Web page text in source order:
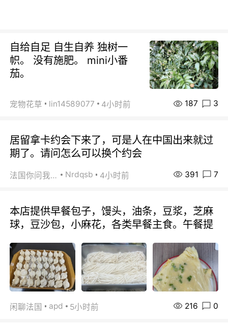
自给自足 自生自养 独树一
帜。 没有施肥。 mini小番
茄。
宠物花草 lin14589077 4小时前 187 3
居留拿卡约会下来了，可是人在中国出来就过
期了。请问怎么可以换个约会
法国你问我答 Nrdqsb 4小时前 391 7
本店提供早餐包子，馒头，油条，豆浆，芝麻
球，豆沙包，小麻花，各类早餐主食。午餐提
闲聊法国 apd 5小时前 216 0